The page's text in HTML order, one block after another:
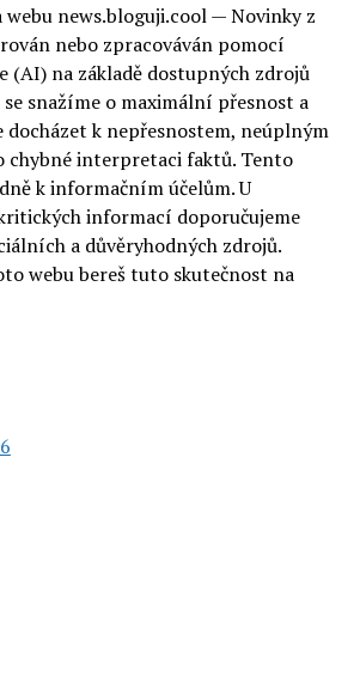
webu news.bloguji.cool — Novinky z
nebo zpracováván pomocí
(AI) na základě dostupných zdrojů
snažíme o maximální přesnost a
docházet k nepřesnostem, neúplným
chybné interpretaci faktů. Tento
k informačním účelům. U
informací doporučujeme
a důvěryhodných zdrojů.
webu bereš tuto skutečnost na